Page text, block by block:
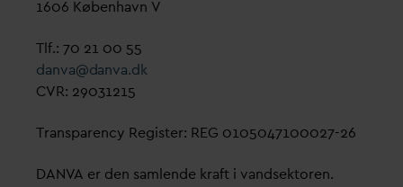
1606 København V
Tlf.: 70 21 00 55
danva@danva.dk
CVR: 29031215
Transparency Register: REG 0105047100027-26
DANVA er den samlende kraft i vandsektoren.